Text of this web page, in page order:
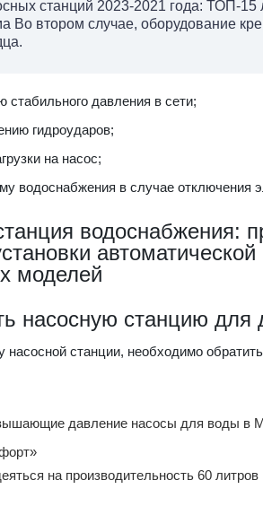
станций 2023-2021 года: ТОП-
Во втором случае, оборудование
стабильного давления в сети;
гидроударов;
на насос;
водоснабжения в случае отключения
водоснабжения:
моделей
насосную станцию для
насосной станции, необходимо
давление насосы для воды в
на производительность 60